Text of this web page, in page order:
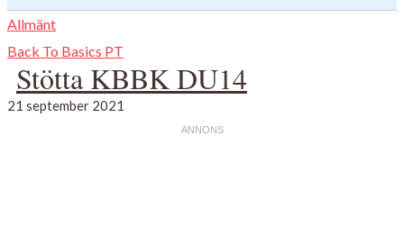
Allmänt
Back To Basics PT
Stötta KBBK DU14
21 september 2021